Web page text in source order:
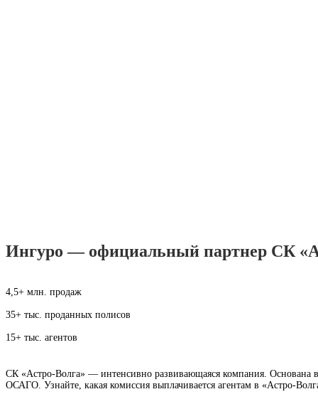
Ингуро — официальный партнер СК
4,5+ млн. продаж
35+ тыс. проданных полисов
15+ тыс. агентов
СК «Астро-Волга» — интенсивно развивающаяся компания. Основана
ОСАГО. Узнайте, какая комиссия выплачивается агентам в «Астро-